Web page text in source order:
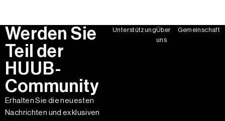
Werden Sie
Teil der
HUUB-
Community
Erhalten Sie die neuesten
Nachrichten und exklusiven
UnterstützungÜber
uns
Gemeinschaft